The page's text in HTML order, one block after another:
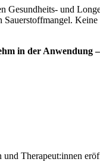
Gesundheits- und
in der Anwendung
Therapeut:innen